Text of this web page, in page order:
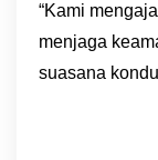
“Kami
menjaga
suasana